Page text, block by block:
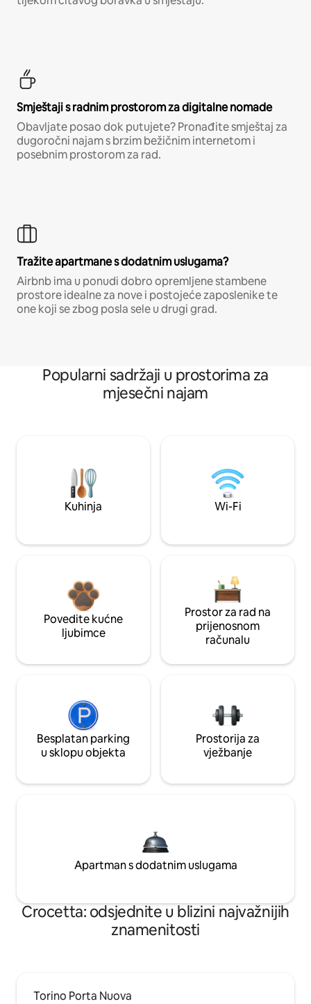
Smještaji s radnim prostorom za digitalne nomade
Obavljate posao dok putujete? Pronađite smještaj za
dugoročni najam s brzim bežičnim internetom i
posebnim prostorom za rad.
Tražite apartmane s dodatnim uslugama?
Airbnb ima u ponudi dobro opremljene stambene
prostore idealne za nove i postojeće zaposlenike te
one koji se zbog posla sele u drugi grad.
Popularni sadržaji u prostorima za
mjesečni najam
Kuhinja Wi-Fi
Povedite kućne
ljubimce
Prostor za rad na
prijenosnom
računalu
Besplatan parking
u sklopu objekta
Prostorija za
vježbanje
Apartman s dodatnim uslugama
Crocetta: odsjednite u blizini najvažnijih
znamenitosti
Torino Porta Nuova